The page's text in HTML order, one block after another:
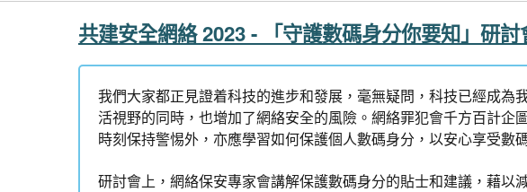
共建安全網絡 2023 - 「守護數碼身分你要知」研
我們大家都正見證着科技的進步和發展，毫無疑問，科技已經成
活視野的同時，也增加了網絡安全的風險。網絡罪犯會千方百計
時刻保持警惕外，亦應學習如何保護個人數碼身分，以安心享受數
研討會上，網絡保安專家會講解保護數碼身分的貼士和建議，藉以